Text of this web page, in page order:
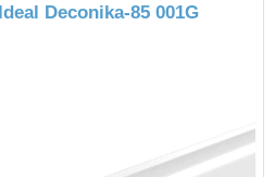
Deconika-85 001G